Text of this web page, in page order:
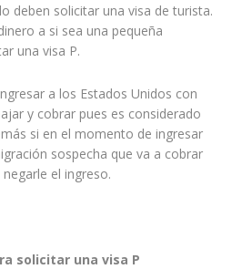
deben solicitar una visa de turista.
a si sea una pequeña
una visa P.
a los Estados Unidos con
y cobrar pues es considerado
si en el momento de ingresar
sospecha que va a cobrar
el ingreso.
solicitar una visa P